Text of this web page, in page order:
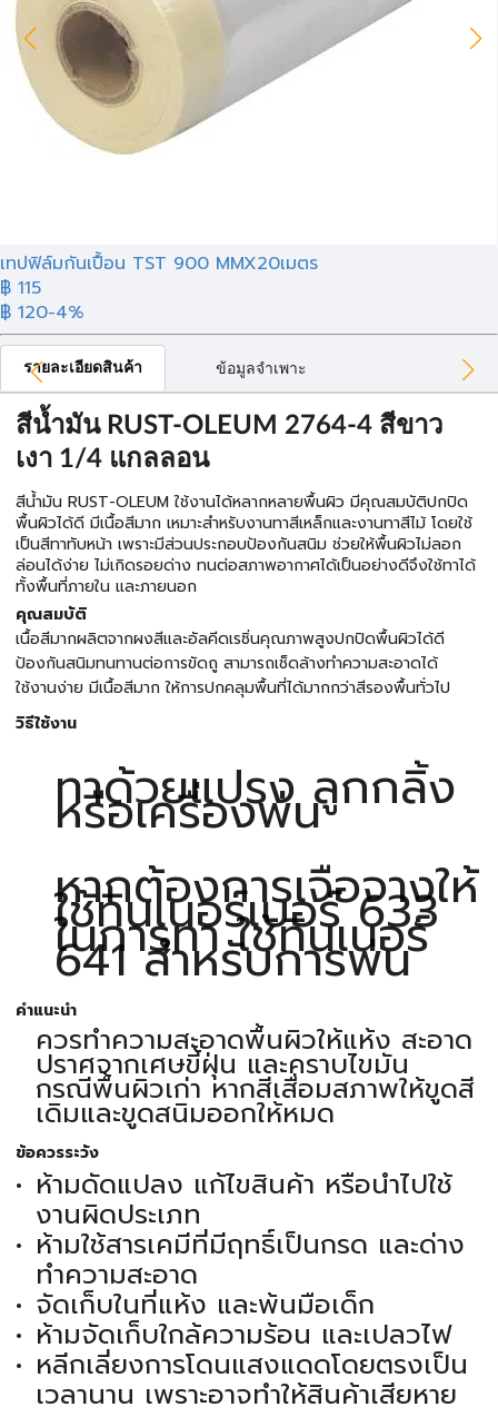
เทปฟิล์มกันเปื้อน TST 900 MMX20เมตร
฿ 115
฿ 120-4%
รายละเอียดสินค้า ข้อมูลจำเพาะ
สีน้ำมัน RUST-OLEUM 2764-4 สีขาว
เงา 1/4 แกลลอน
สีน้ำมัน RUST-OLEUM ใช้งานได้หลากหลายพื้นผิว มีคุณสมบัติปกปิด
พื้นผิวได้ดี มีเนื้อสีมาก เหมาะสำหรับงานทาสีเหล็กและงานทาสีไม้ โดยใช้
เป็นสีทาทับหน้า เพราะมีส่วนประกอบป้องกันสนิม ช่วยให้พื้นผิวไม่ลอก
ล่อนได้ง่าย ไม่เกิดรอยด่าง ทนต่อสภาพอากาศได้เป็นอย่างดีจึงใช้ทาได้
ทั้งพื้นที่ภายใน และภายนอก
คุณสมบัติ
เนื้อสีมากผลิตจากผงสีและอัลคีดเรซิ่นคุณภาพสูงปกปิดพื้นผิวได้ดี
ป้องกันสนิมทนทานต่อการขัดถู สามารถเช็ดล้างทำความสะอาดได้
ใช้งานง่าย มีเนื้อสีมาก ให้การปกคลุมพื้นที่ได้มากกว่าสีรองพื้นทั่วไป
วิธีใช้งาน
ทาด้วยแปรง ลูกกลิ้ง
หรือเครื่องพ่น
หากต้องการเจือจางให้
ใช้ทินเนอร์เบอร์ 633
ในการทา ใช้ทินเนอร์
641 สำหรับการพ่น
คำแนะนำ
ควรทำความสะอาดพื้นผิวให้แห้ง สะอาด
ปราศจากเศษขี้ฝุ่น และคราบไขมัน
กรณีพื้นผิวเก่า หากสีเสื่อมสภาพให้ขูดสี
เดิมและขูดสนิมออกให้หมด
ข้อควรระวัง
ห้ามดัดแปลง แก้ไขสินค้า หรือนำไปใช้
งานผิดประเภท
ห้ามใช้สารเคมีที่มีฤทธิ์เป็นกรด และด่าง
ทำความสะอาด
จัดเก็บในที่แห้ง และพ้นมือเด็ก
ห้ามจัดเก็บใกล้ความร้อน และเปลวไฟ
หลีกเลี่ยงการโดนแสงแดดโดยตรงเป็น
เวลานาน เพราะอาจทำให้สินค้าเสียหาย